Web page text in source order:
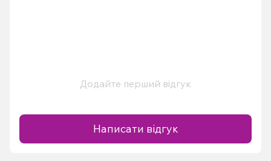
Додайте перший відгук
Написати відгук